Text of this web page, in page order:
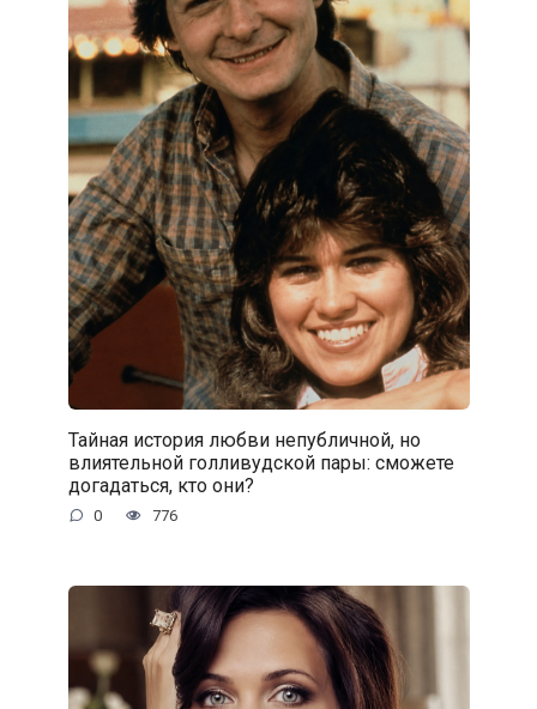
Тайная история любви непубличной, но
влиятельной голливудской пары: сможете
догадаться, кто они?
0 776